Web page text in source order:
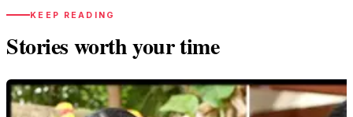
KEEP READING
Stories worth your time